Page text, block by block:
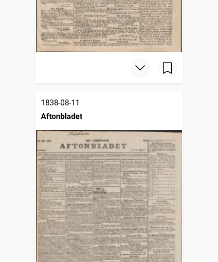
1838-08-11
Aftonbladet